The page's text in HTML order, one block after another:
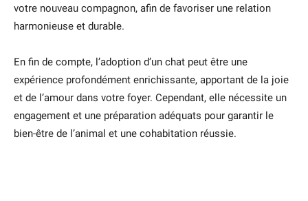
votre nouveau compagnon, afin de favoriser une relation
harmonieuse et durable.
En fin de compte, l’adoption d’un chat peut être une
expérience profondément enrichissante, apportant de la joie
et de l’amour dans votre foyer. Cependant, elle nécessite un
engagement et une préparation adéquats pour garantir le
bien-être de l’animal et une cohabitation réussie.